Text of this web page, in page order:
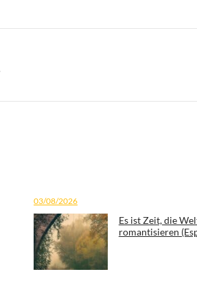
03/08/2026
Es ist Zeit, die
romantisieren